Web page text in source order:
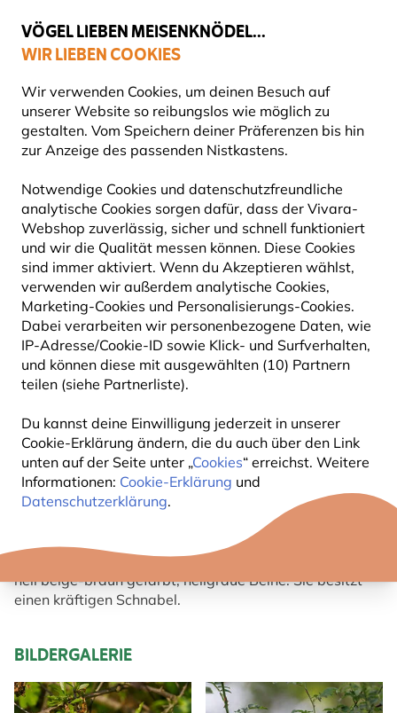
VÖGEL LIEBEN MEISENKNÖDEL...
WIR LIEBEN COOKIES
Wir verwenden Cookies, um deinen Besuch auf
unserer Website so reibungslos wie möglich zu
gestalten. Vom Speichern deiner Präferenzen bis hin
zur Anzeige des passenden Nistkastens.
Notwendige Cookies und datenschutzfreundliche
analytische Cookies sorgen dafür, dass der Vivara-
Webshop zuverlässig, sicher und schnell funktioniert
und wir die Qualität messen können. Diese Cookies
sind immer aktiviert. Wenn du Akzeptieren wählst,
verwenden wir außerdem analytische Cookies,
Marketing-Cookies und Personalisierungs-Cookies.
Dabei verarbeiten wir personenbezogene Daten, wie
IP-Adresse/Cookie-ID sowie Klick- und Surfverhalten,
und können diese mit ausgewählten (10) Partnern
teilen (siehe Partnerliste).
Du kannst deine Einwilligung jederzeit in unserer
Cookie-Erklärung ändern, die du auch über den Link
unten auf der Seite unter „Cookies“ erreichst. Weitere
Informationen: Cookie-Erklärung und
Datenschutzerklärung.
Top-bewertet in 11 Ländern
Gratis Versand ab 49 €
Blog Tierarten Gartengrasmücke
GARTENGRASMÜCKE
27 September 2024 TIERARTEN VÖGEL
KURZBESCHREIBUNG
GARTENGRASMÜCKE
Die Gartengrasmücke ist fast so groß wie der
Haussperling, jedoch wesentlich schlanker.
Ihr Körper ist an der Oberseite braun, an der Unterseite
hell beige-braun gefärbt; hellgraue Beine. Sie besitzt
einen kräftigen Schnabel.
BILDERGALERIE